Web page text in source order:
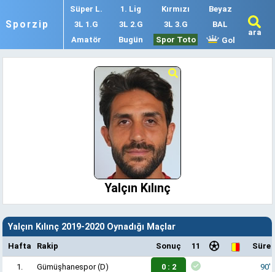
Sporzip
Süper L. 1. Lig Kırmızı
Beyaz
3L 1.G
3L 2.G 3L 3.G
BAL
Amatör
Bugün Spor Toto Gol
ara
Yalçın Kılınç
Yalçın Kılınç 2019-2020 Oynadığı Maçlar
Hafta Rakip Sonuç 11 Süre
1. Gümüşhanespor(D) 0 : 2 90'